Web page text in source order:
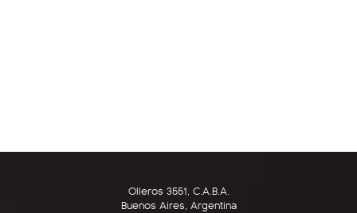
Olleros 3551, C.A.B.A.
Buenos Aires, Argentina